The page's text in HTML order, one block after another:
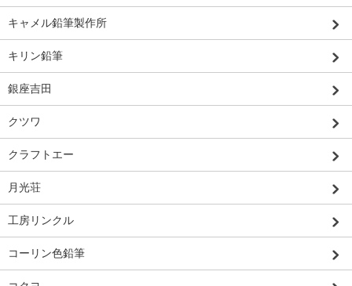
キャメル鉛筆製作所
キリン鉛筆
銀座吉田
クツワ
クラフトエー
月光荘
工房リンクル
コーリン色鉛筆